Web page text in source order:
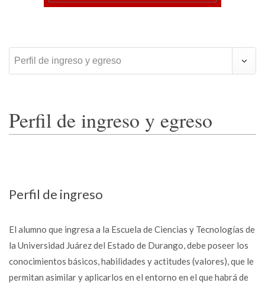
Perfil de ingreso y egreso
Perfil de ingreso y egreso
Perfil de ingreso
El alumno que ingresa a la Escuela de Ciencias y Tecnologías de
la Universidad Juárez del Estado de Durango, debe poseer los
conocimientos básicos, habilidades y actitudes (valores), que le
permitan asimilar y aplicarlos en el entorno en el que habrá de